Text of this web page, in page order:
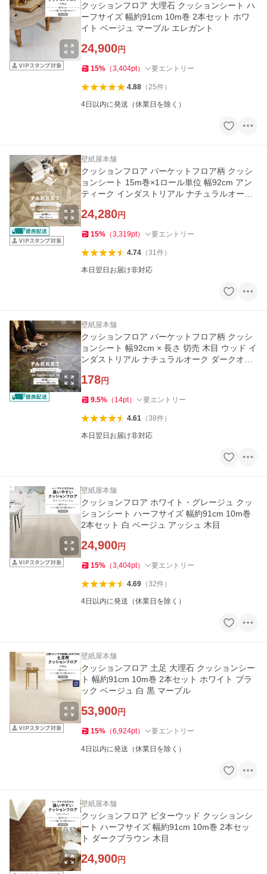
クッションフロア 大理石 クッションシート ハ
ーフサイズ 幅約91cm 10m巻 2本セット ホワ
イト ベージュ マーブル エレガント
24,900円
15% （3,404pt） 要エントリー
4.88（25件）
4日以内に発送（休業日を除く）
壁紙屋本舗
クッションフロア パーケットフロア柄 クッシ
ョンシート 15m巻×1ロール単位 幅92cm アン
ティーク インダストリアル ナチュラルオーク
24,280円
15% （3,319pt） 要エントリー
4.74（31件）
本日翌日お届け非対応
壁紙屋本舗
クッションフロア パーケットフロア柄 クッシ
ョンシート 幅92cm × 長さ 切売 木目 ウッド イ
ンダストリアル ナチュラルオーク ダークオー
178円
9.5% （ 14pt） 要エントリー
4.61（38件）
本日翌日お届け非対応
壁紙屋本舗
クッションフロア ホワイト・グレージュ クッ
ションシート ハーフサイズ 幅約91cm 10m巻
2本セット 白 ベージュ アッシュ 木目
24,900円
15% （3,404pt） 要エントリー
4.69（32件）
4日以内に発送（休業日を除く）
壁紙屋本舗
クッションフロア 土足 大理石 クッションシー
ト 幅約91cm 10m巻 2本セット ホワイト ブラ
ック ベージュ 白 黒 マーブル
53,900円
15% （6,924pt） 要エントリー
4日以内に発送（休業日を除く）
壁紙屋本舗
クッションフロア ビターウッド クッションシ
ート ハーフサイズ 幅約91cm 10m巻 2本セッ
ト ダークブラウン 木目
24,900円